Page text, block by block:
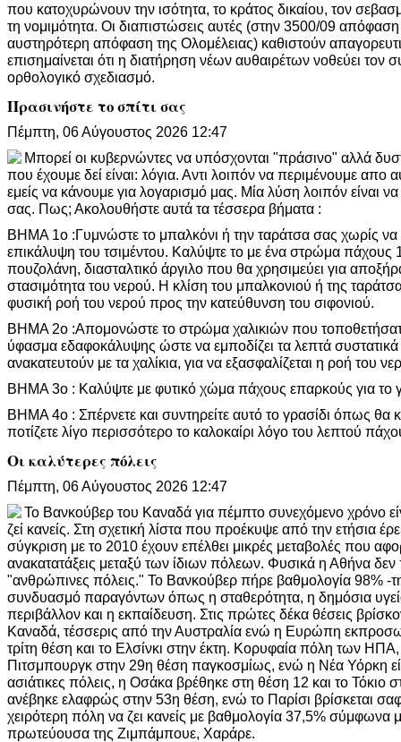
που κατοχυρώνουν την ισότητα, το κράτος δικαίου, τον
τη νομιμότητα. Οι διαπιστώσεις αυτές (στην 3500/09
αυστηρότερη απόφαση της Ολομέλειας) καθιστούν
επισημαίνεται ότι η διατήρηση νέων αυθαιρέτων νοθεύει τον
ορθολογικό σχεδιασμό.
Πρασινήστε το σπίτι σας
Πέμπτη, 06 Αύγουστος 2026 12:47
Μπορεί οι κυβερνώντες να υπόσχονται "πράσινο" αλλά
που έχουμε δεί είναι: λόγια. Αντι λοιπόν να περιμένουμε απο
εμείς να κάνουμε για λογαρισμό μας. Μία λύση λοιπόν είναι
σας. Πως; Ακολουθήστε αυτά τα τέσσερα βήματα :
ΒΗΜΑ 1ο :Γυμνώστε το μπαλκόνι ή την ταράτσα σας χωρίς να
επικάλυψη του τσιμέντου. Καλύψτε το με ένα στρώμα πάχους
πουζολάνη, διασταλτικό άργιλο που θα χρησιμεύει για
στασιμότητα του νερού. Η κλίση του μπαλκονιού ή της
φυσική ροή του νερού προς την κατεύθυνση του σιφονιού.
ΒΗΜΑ 2ο :Απομονώστε το στρώμα χαλικιών που
ύφασμα εδαφοκάλυψης ώστε να εμποδίζει τα λεπτά
ανακατευτούν με τα χαλίκια, για να εξασφαλίζεται η ροή του
ΒΗΜΑ 3ο : Καλύψτε με φυτικό χώμα πάχους επαρκούς για το
ΒΗΜΑ 4ο : Σπέρνετε και συντηρείτε αυτό το γρασίδι όπως θα
ποτίζετε λίγο περισσότερο το καλοκαίρι λόγο του λεπτού
Οι καλύτερες πόλεις
Πέμπτη, 06 Αύγουστος 2026 12:47
Το Βανκούβερ του Καναδά για πέμπτο συνεχόμενο χρόνο
ζεί κανείς. Στη σχετική λίστα που προέκυψε από την ετήσια
σύγκριση με το 2010 έχουν επέλθει μικρές μεταβολές που
ανακατατάξεις μεταξύ των ίδιων πόλεων. Φυσικά η Αθήνα δεν
"ανθρώπινες πόλεις." Το Βανκούβερ πήρε βαθμολογία 98% -
συνδυασμό παραγόντων όπως η σταθερότητα, η δημόσια
περιβάλλον και η εκπαίδευση. Στις πρώτες δέκα θέσεις
Καναδά, τέσσερις από την Αυστραλία ενώ η Ευρώπη
τρίτη θέση και το Ελσίνκι στην έκτη. Κορυφαία πόλη των ΗΠΑ,
Πιτσμπουργκ στην 29η θέση παγκοσμίως, ενώ η Νέα Υόρκη
ασιάτικες πόλεις, η Οσάκα βρέθηκε στη θέση 12 και το Τόκιο
ανέβηκε ελαφρώς στην 53η θέση, ενώ το Παρίσι βρίσκεται
χειρότερη πόλη να ζει κανείς με βαθμολογία 37,5% σύμφωνα
πρωτεύουσα της Ζιμπάμπουε, Χαράρε.